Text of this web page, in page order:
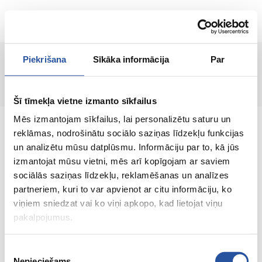
Piekrišana Sīkāka informācija Par
Šī tīmekļa vietne izmanto sīkfailus
Mēs izmantojam sīkfailus, lai personalizētu saturu un
reklāmas, nodrošinātu sociālo saziņas līdzekļu funkcijas
un analizētu mūsu datplūsmu. Informāciju par to, kā jūs
izmantojat mūsu vietni, mēs arī kopīgojam ar saviem
sociālās saziņas līdzekļu, reklamēšanas un analīzes
partneriem, kuri to var apvienot ar citu informāciju, ko
viņiem sniedzat vai ko viņi apkopo, kad lietojat viņu
pakalpojumus.
EN
Product not found!
An online store with great prices and quality
products, where customer satisfaction is our
main value.
Everything for your home and
garden!